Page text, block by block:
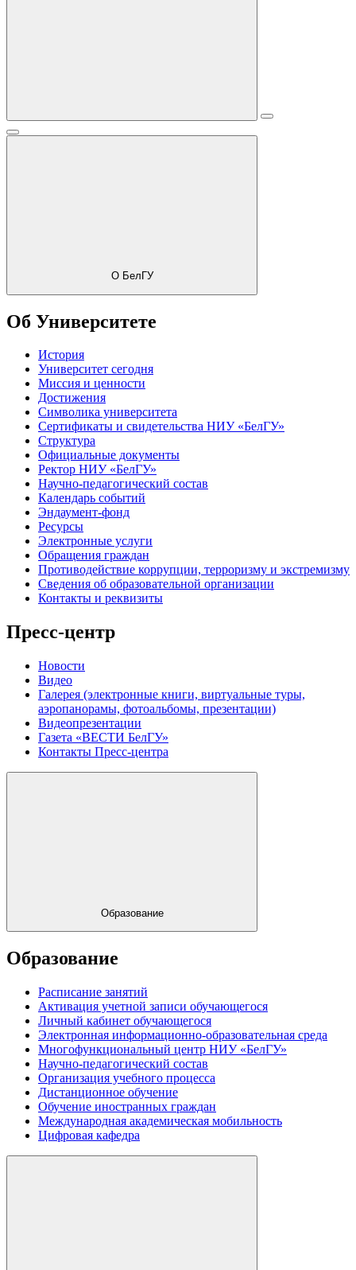
О БелГУ
Об Университете
История
Университет сегодня
Миссия и ценности
Достижения
Символика университета
Сертификаты и свидетельства НИУ «БелГУ»
Структура
Официальные документы
Ректор НИУ «БелГУ»
Научно-педагогический состав
Календарь событий
Эндаумент-фонд
Ресурсы
Электронные услуги
Обращения граждан
Противодействие коррупции, терроризму и экстремизму
Сведения об образовательной организации
Контакты и реквизиты
Пресс-центр
Новости
Видео
Галерея (электронные книги, виртуальные туры,
аэропанорамы, фотоальбомы, презентации)
Видеопрезентации
Газета «ВЕСТИ БелГУ»
Контакты Пресс-центра
Образование
Образование
Расписание занятий
Активация учетной записи обучающегося
Личный кабинет обучающегося
Электронная информационно-образовательная среда
Многофункциональный центр НИУ «БелГУ»
Научно-педагогический состав
Организация учебного процесса
Дистанционное обучение
Обучение иностранных граждан
Международная академическая мобильность
Цифровая кафедра